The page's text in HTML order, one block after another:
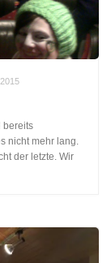
bereits
nicht mehr lang.
der letzte. Wir